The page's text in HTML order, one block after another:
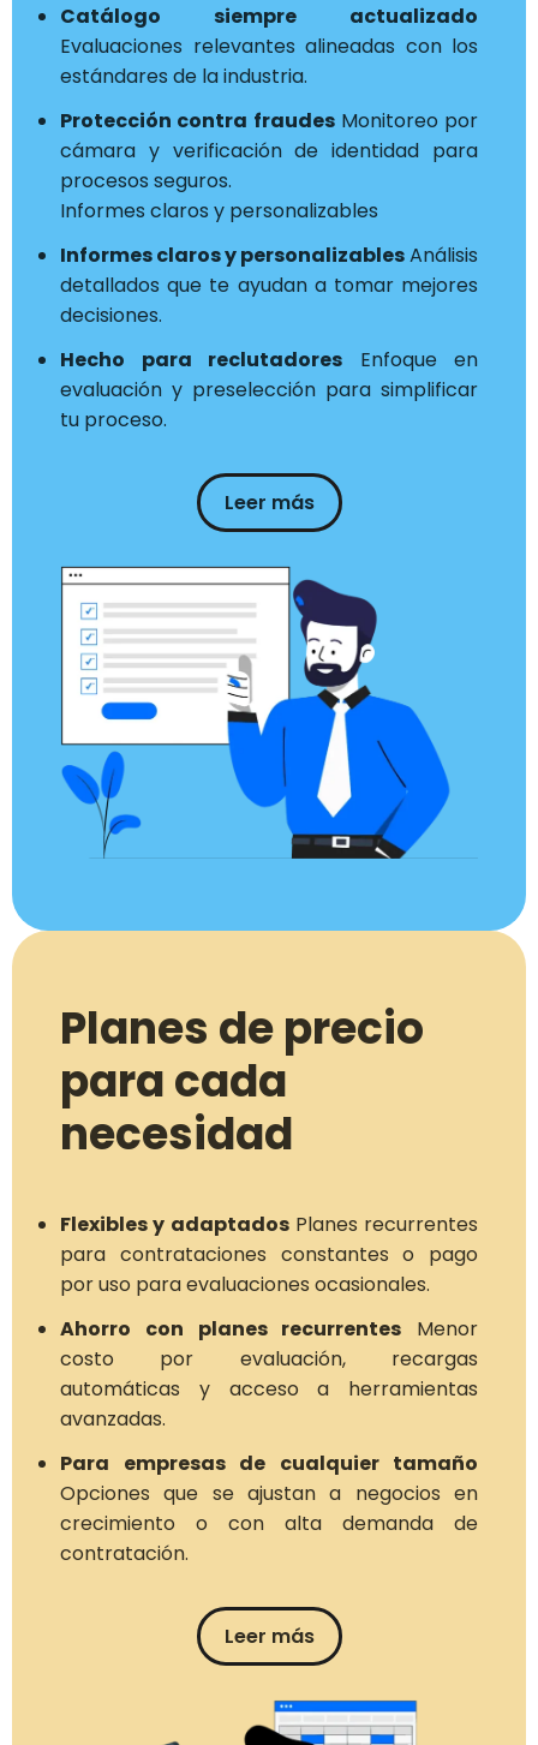
Catálogo siempre actualizado
Evaluaciones relevantes alineadas con los
estándares de la industria.
Protección contra fraudesMonitoreo por
cámara y verificación de identidad para
procesos seguros.
Informes claros y personalizables
Informes claros y personalizablesAnálisis
detallados que te ayudan a tomar mejores
decisiones.
Hecho para reclutadores Enfoque en
evaluación y preselección para simplificar
tu proceso.
Leer más
Planes de precio
para cada
necesidad
Flexibles y adaptadosPlanes recurrentes
para contrataciones constantes o pago
por uso para evaluaciones ocasionales.
Ahorro con planes recurrentes Menor
costo por evaluación, recargas
automáticas y acceso a herramientas
avanzadas.
Para empresas de cualquier tamaño
Opciones que se ajustan a negocios en
crecimiento o con alta demanda de
contratación.
Leer más